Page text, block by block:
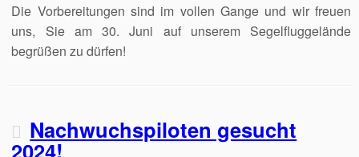
Die Vorbereitungen sind im vollen Gange und wir freuen
uns, Sie am 30. Juni auf unserem Segelfluggelände
begrüßen zu dürfen!
Nachwuchspiloten gesucht
2024!